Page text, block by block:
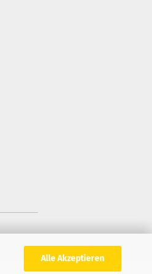
Alle Akzeptieren